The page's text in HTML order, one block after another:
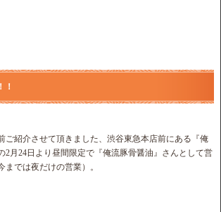
！
ご紹介させて頂きました、渋谷東急本店前にある『俺
2月24日より昼間限定で『俺流豚骨醤油』さんとして営
では夜だけの営業）。